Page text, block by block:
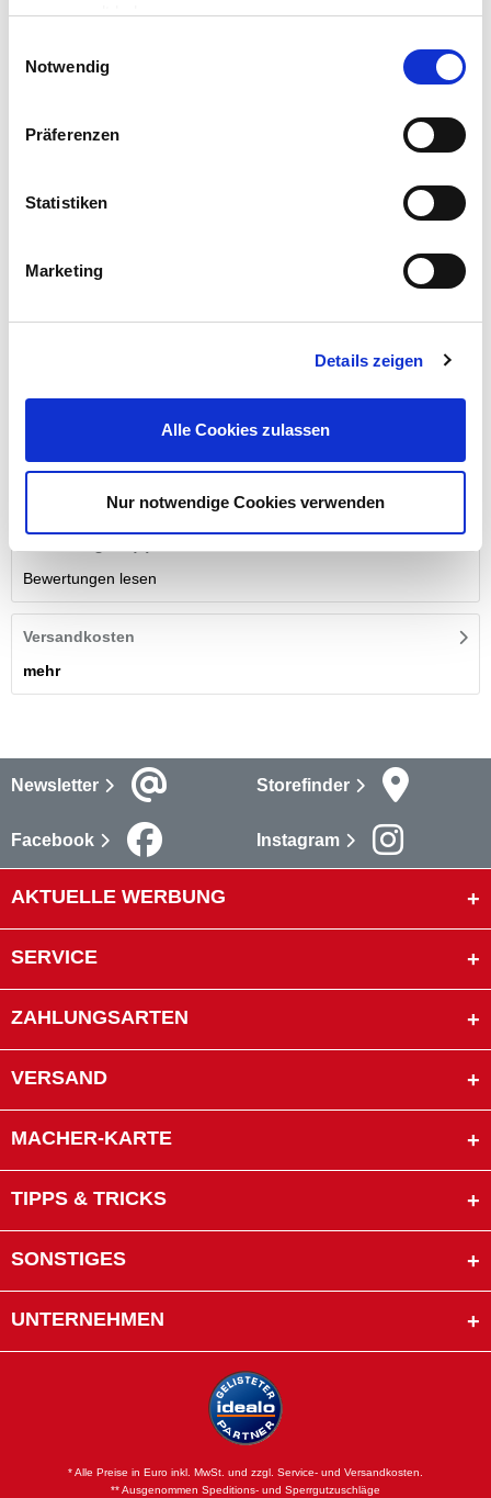
gesammelt haben.
Notwendig
Präferenzen
Statistiken
Marketing
Details zeigen
Alle Cookies zulassen
Nur notwendige Cookies verwenden
Holzkeil Sortiment 6 Stück Axtstiel Beilstiel
UVP 4,99 € 2,99 €
Laubsägebogen 300mm Stahlrohr Bügelsäge Laubsäge
Bewertungen lesen
Versandkosten
mehr
Newsletter Storefinder
Facebook Instagram
AKTUELLE WERBUNG
SERVICE
ZAHLUNGSARTEN
VERSAND
MACHER-KARTE
TIPPS & TRICKS
SONSTIGES
UNTERNEHMEN
* Alle Preise in Euro inkl. MwSt. und zzgl. Service- und Versandkosten.
** Ausgenommen Speditions- und Sperrgutzuschläge